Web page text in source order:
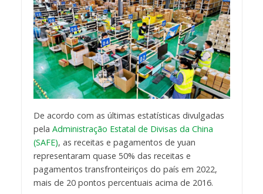
De acordo com as últimas estatísticas divulgadas
pela Administração Estatal de Divisas da China
(SAFE), as receitas e pagamentos de yuan
representaram quase 50% das receitas e
pagamentos transfronteiriços do país em 2022,
mais de 20 pontos percentuais acima de 2016.